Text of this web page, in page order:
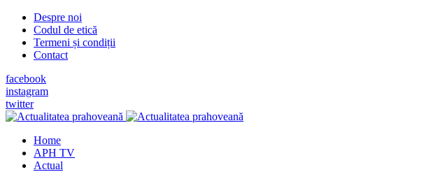
Despre noi
Codul de etică
Termeni și condiții
Contact
facebook
instagram
twitter
Home
APH TV
Actual